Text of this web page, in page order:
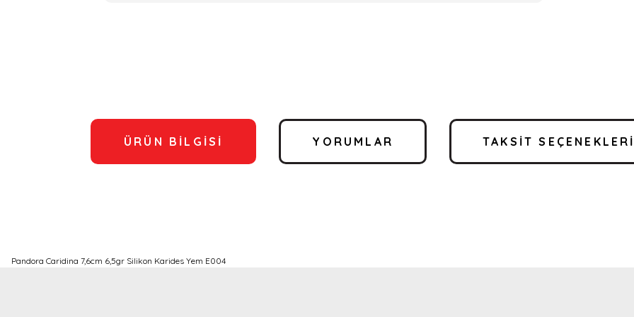
ÜRÜN BILGISI YORUMLAR TAKSIT SEÇENEKLERI
Pandora Caridina 7,6cm 6,5gr Silikon Karides Yem E004